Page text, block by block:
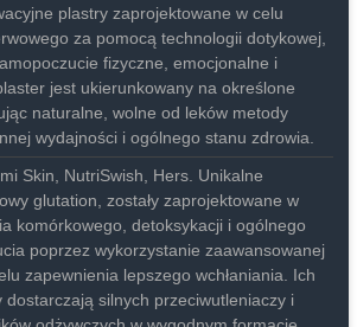
plastry zaprojektowane w celu
za pomocą technologii dotykowej,
fizyczne, emocjonalne i
jest ukierunkowany na określone
naturalne, wolne od leków metody
wydajności i ogólnego stanu zdrowia.
Skin, NutriSwish, Hers. Unikalne
glutation, zostały zaprojektowane w
komórkowego, detoksykacji i ogólnego
poprzez wykorzystanie zaawansowanej
zapewnienia lepszego wchłaniania. Ich
dostarczają silnych przeciwutleniaczy i